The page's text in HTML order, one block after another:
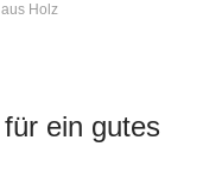
Holz
ein gutes